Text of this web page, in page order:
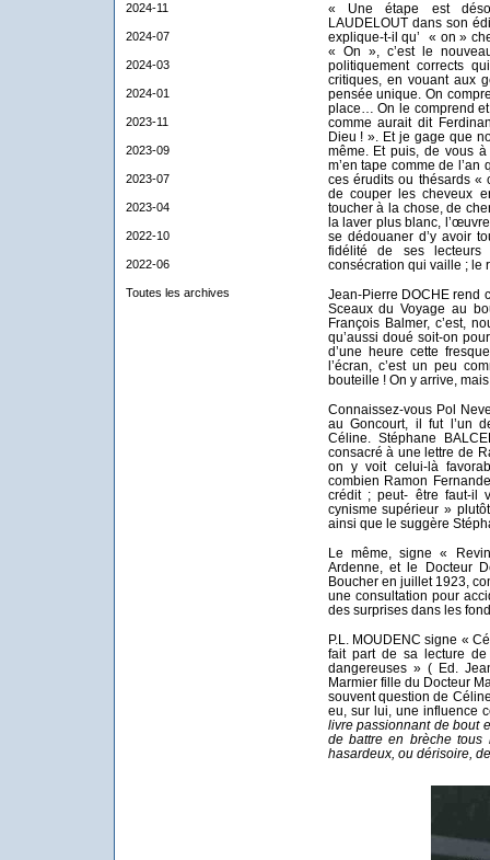
2024-11
2024-07
2024-03
2024-01
2023-11
2023-09
2023-07
2023-04
2022-10
2022-06
Toutes les archives
« Une étape est
LAUDELOUT dans son
explique-t-il qu’ « on »
« On », c’est le
politiquement corrects
critiques, en vouant aux
pensée unique. On
place… On le comprend et
comme aurait dit
Dieu ! ». Et je gage que
même. Et puis, de vous
m’en tape comme de
ces érudits ou thésards «
de couper les cheveux
toucher à la chose, de
la laver plus blanc,
se dédouaner d’y avoir
fidélité de ses
consécration qui vaille ; le
Jean-Pierre DOCHE rend
Sceaux du Voyage au
François Balmer, c’est,
qu’aussi doué soit-on
d’une heure cette
l’écran, c’est un peu
bouteille ! On y arrive,
Connaissez-vous Pol
au Goncourt, il fut l’un
Céline. Stéphane
consacré à une lettre de
on y voit celui-là
combien Ramon
crédit ; peut- être faut-il
cynisme supérieur »
ainsi que le suggère
Le même, signe «
Ardenne, et le Docteur
Boucher en juillet 1923,
une consultation pour
des surprises dans les
P.L. MOUDENC signe «
fait part de sa lecture de
dangereuses » ( Ed.
Marmier fille du Docteur
souvent question de
eu, sur lui, une influence
livre passionnant de bout
de battre en brèche tous
hasardeux, ou dérisoire,